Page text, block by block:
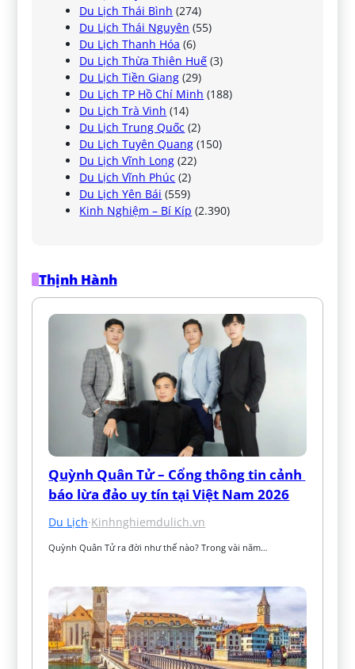
Du Lịch Thái Bình (274)
Du Lịch Thái Nguyên (55)
Du Lịch Thanh Hóa (6)
Du Lịch Thừa Thiên Huế (3)
Du Lịch Tiền Giang (29)
Du Lịch TP Hồ Chí Minh (188)
Du Lịch Trà Vinh (14)
Du Lịch Trung Quốc (2)
Du Lịch Tuyên Quang (150)
Du Lịch Vĩnh Long (22)
Du Lịch Vĩnh Phúc (2)
Du Lịch Yên Bái (559)
Kinh Nghiệm – Bí Kíp (2.390)
Thịnh Hành
Quỳnh Quân Tử – Cổng thông tin cảnh
báo lừa đảo uy tín tại Việt Nam 2026
Du Lịch·Kinhnghiemdulich.vn
Quỳnh Quân Tử ra đời như thế nào? Trong vài năm…